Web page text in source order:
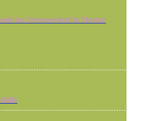
im Streunerdorf in Mostar